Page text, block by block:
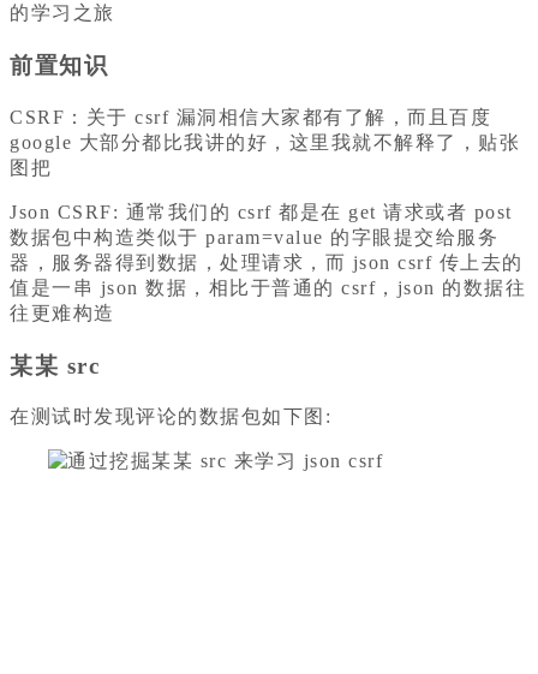
的学习之旅
前置知识
CSRF：关于 csrf 漏洞相信大家都有了解，而且百度
google 大部分都比我讲的好，这里我就不解释了，贴张
图把
Json CSRF: 通常我们的 csrf 都是在 get 请求或者 post
数据包中构造类似于 param=value 的字眼提交给服务
器，服务器得到数据，处理请求，而 json csrf 传上去的
值是一串 json 数据，相比于普通的 csrf，json 的数据往
往更难构造
某某 src
在测试时发现评论的数据包如下图: